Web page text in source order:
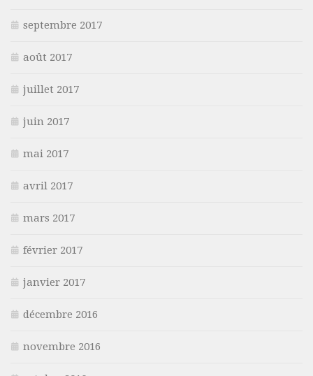
septembre 2017
août 2017
juillet 2017
juin 2017
mai 2017
avril 2017
mars 2017
février 2017
janvier 2017
décembre 2016
novembre 2016